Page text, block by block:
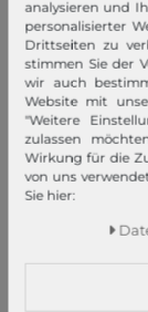
Wir versenden
analysieren und
personalisierter
Drittseiten zu
stimmen Sie der
wir auch
Website mit
"Weitere
zulassen
Wirkung für die
von uns
Sie hier: